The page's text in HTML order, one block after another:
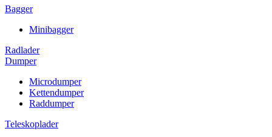
Bagger
Minibagger
Radlader
Dumper
Microdumper
Kettendumper
Raddumper
Teleskoplader